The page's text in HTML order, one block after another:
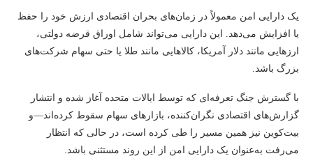
یک دارایی امن معمولاً در زمان‌های بحران اقتصادی ارزش خود را حفظ
یا افزایش می‌دهد. این دارایی می‌تواند شامل اوراق قرضه دولتی،
ارزهایی مانند دلار آمریکا، کالاهایی مانند طلا یا حتی سهام شرکت‌های
بزرگ باشد.
با گسترش جنگ تعرفه‌ای که توسط ایالات متحده آغاز شده و انتشار
گزارش‌های اقتصادی نگران‌کننده، بازارهای سهام سقوط کرده‌اند—و
بیت‌کوین نیز همین مسیر را طی کرده است، در حالی که انتظار
می‌رفت به‌عنوان یک دارایی امن از این روند مستثنی باشد.